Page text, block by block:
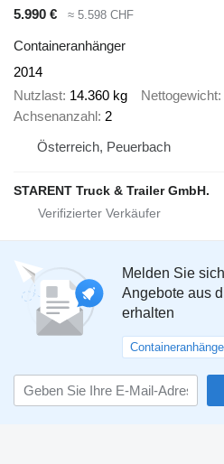
5.990 €
≈ 5.598 CHF
Containeranhänger
2014
Nutzlast 14.360 kg Nettogewicht
Achsenanzahl 2
Österreich, Peuerbach
STARENT Truck & Trailer GmbH.
Melden Sie
Angebote aus
erhalten